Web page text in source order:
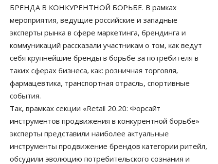
БРЕНДА В КОНКУРЕНТНОЙ БОРЬБЕ. В рамках
мероприятия, ведущие российские и западные
эксперты рынка в сфере маркетинга, брендинга и
коммуникаций рассказали участникам о том, как ведут
себя крупнейшие бренды в борьбе за потребителя в
таких сферах бизнеса, как: розничная торговля,
фармацевтика, транспортная отрасль, спортивные
события.
Так, врамках секции «Retail 20.20: Форсайт
инструментов продвижения в конкурентной борьбе»
эксперты представили наиболее актуальные
инструменты продвижение брендов категории ритейл,
обсудили эволюцию потребительского сознания и